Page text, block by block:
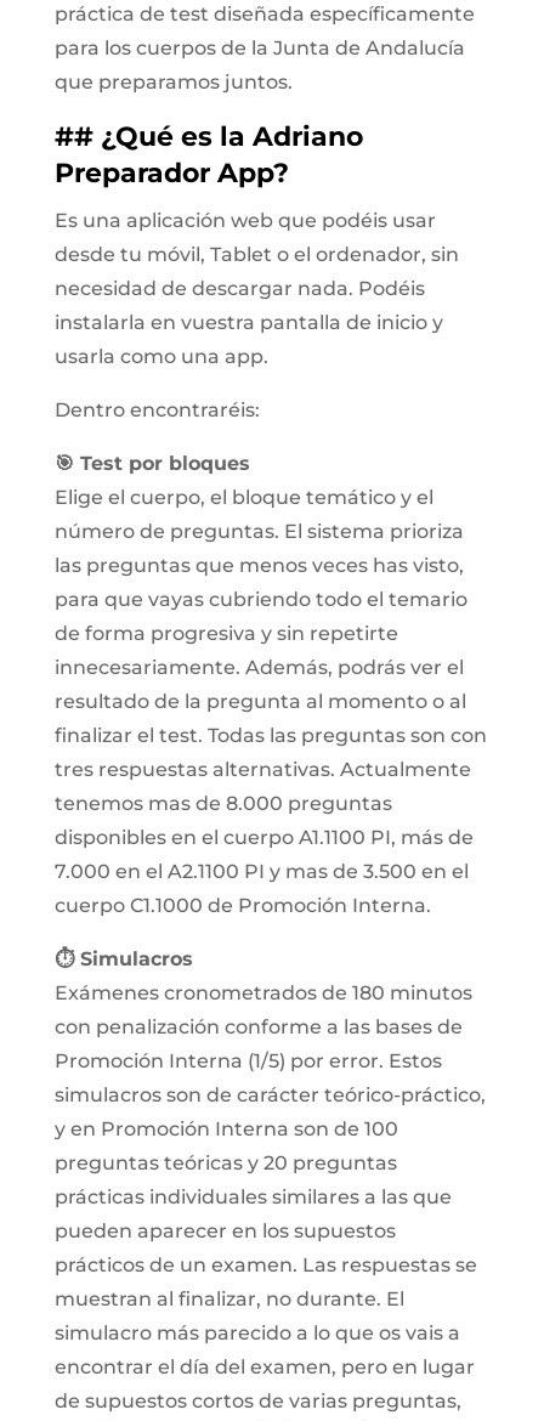
práctica de test diseñada específicamente
para los cuerpos de la Junta de Andalucía
que preparamos juntos.
## ¿Qué es la Adriano
Preparador App?
Es una aplicación web que podéis usar
desde tu móvil, Tablet o el ordenador, sin
necesidad de descargar nada. Podéis
instalarla en vuestra pantalla de inicio y
usarla como una app.
Dentro encontraréis:
🎯 Test por bloques
Elige el cuerpo, el bloque temático y el
número de preguntas. El sistema prioriza
las preguntas que menos veces has visto,
para que vayas cubriendo todo el temario
de forma progresiva y sin repetirte
innecesariamente. Además, podrás ver el
resultado de la pregunta al momento o al
finalizar el test. Todas las preguntas son con
tres respuestas alternativas. Actualmente
tenemos mas de 8.000 preguntas
disponibles en el cuerpo A1.1100 PI, más de
7.000 en el A2.1100 PI y mas de 3.500 en el
cuerpo C1.1000 de Promoción Interna.
⏱️ Simulacros
Exámenes cronometrados de 180 minutos
con penalización conforme a las bases de
Promoción Interna (1/5) por error. Estos
simulacros son de carácter teórico-práctico,
y en Promoción Interna son de 100
preguntas teóricas y 20 preguntas
prácticas individuales similares a las que
pueden aparecer en los supuestos
prácticos de un examen. Las respuestas se
muestran al finalizar, no durante. El
simulacro más parecido a lo que os vais a
encontrar el día del examen, pero en lugar
de supuestos cortos de varias preguntas,